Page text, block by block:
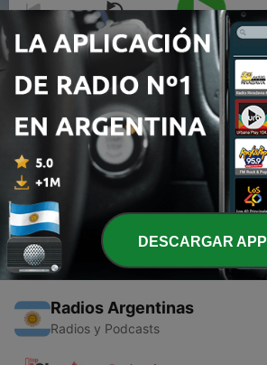
00:00
Episodios
1 - Radio Teatro - Hechos Consumados
30 ago. 2020
Radios Argentinas
Radios y Podcasts
DESCARGAR APP